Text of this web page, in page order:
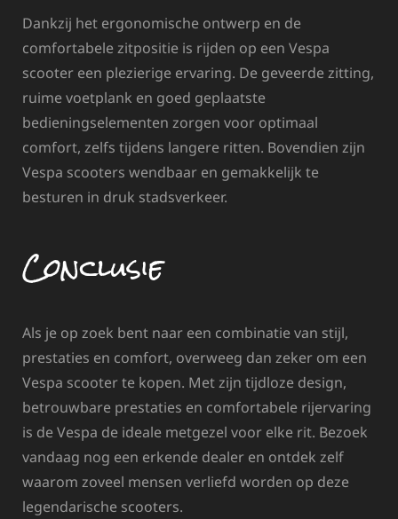
Dankzij het ergonomische ontwerp en de
comfortabele zitpositie is rijden op een Vespa
scooter een plezierige ervaring. De geveerde zitting,
ruime voetplank en goed geplaatste
bedieningselementen zorgen voor optimaal
comfort, zelfs tijdens langere ritten. Bovendien zijn
Vespa scooters wendbaar en gemakkelijk te
besturen in druk stadsverkeer.
Conclusie
Als je op zoek bent naar een combinatie van stijl,
prestaties en comfort, overweeg dan zeker om een
Vespa scooter te kopen. Met zijn tijdloze design,
betrouwbare prestaties en comfortabele rijervaring
is de Vespa de ideale metgezel voor elke rit. Bezoek
vandaag nog een erkende dealer en ontdek zelf
waarom zoveel mensen verliefd worden op deze
legendarische scooters.